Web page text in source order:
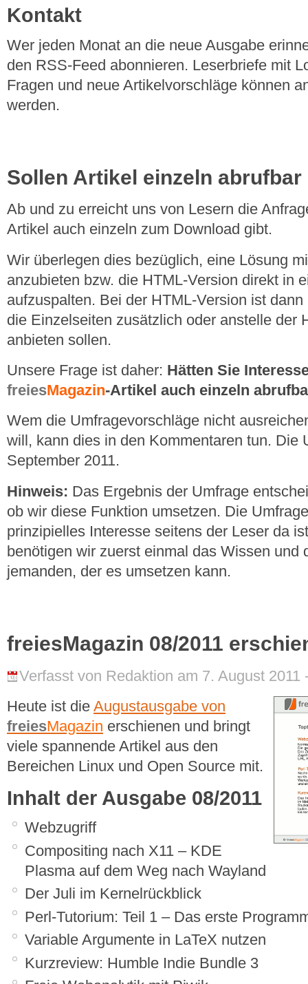
Kontakt
Wer jeden Monat an die neue Ausgabe
den RSS-Feed abonnieren. Leserbriefe mit
Fragen und neue Artikelvorschläge können
werden.
Sollen Artikel einzeln abrufbar
Ab und zu erreicht uns von Lesern die
Artikel auch einzeln zum Download gibt.
Wir überlegen dies bezüglich, eine Lösung
anzubieten bzw. die HTML-Version direkt in
aufzuspalten. Bei der HTML-Version ist
die Einzelseiten zusätzlich oder anstelle der
anbieten sollen.
Unsere Frage ist daher: Hätten Sie
freiesMagazin-Artikel auch einzeln
Wem die Umfragevorschläge nicht
will, kann dies in den Kommentaren tun. Die
September 2011.
Hinweis: Das Ergebnis der Umfrage
ob wir diese Funktion umsetzen. Die
prinzipielles Interesse seitens der Leser da
benötigen wir zuerst einmal das Wissen und
jemanden, der es umsetzen kann.
freiesMagazin 08/2011
Verfasst von Redaktion am 7. August 2011
Heute ist die Augustausgabe von
freiesMagazin erschienen und bringt
viele spannende Artikel aus den
Bereichen Linux und Open Source mit.
Inhalt der Ausgabe 08/2011
Webzugriff
Compositing nach X11 – KDE
Plasma auf dem Weg nach Wayland
Der Juli im Kernelrückblick
Perl-Tutorium: Teil 1 – Das erste
Variable Argumente in LaTeX nutzen
Kurzreview: Humble Indie Bundle 3